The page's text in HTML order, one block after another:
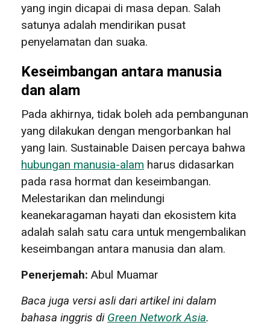
yang ingin dicapai di masa depan. Salah
satunya adalah mendirikan pusat
penyelamatan dan suaka.
Keseimbangan antara manusia
dan alam
Pada akhirnya, tidak boleh ada pembangunan
yang dilakukan dengan mengorbankan hal
yang lain. Sustainable Daisen percaya bahwa
hubungan manusia-alam harus didasarkan
pada rasa hormat dan keseimbangan.
Melestarikan dan melindungi
keanekaragaman hayati dan ekosistem kita
adalah salah satu cara untuk mengembalikan
keseimbangan antara manusia dan alam.
Penerjemah: Abul Muamar
Baca juga versi asli dari artikel ini dalam
bahasa inggris di Green Network Asia.